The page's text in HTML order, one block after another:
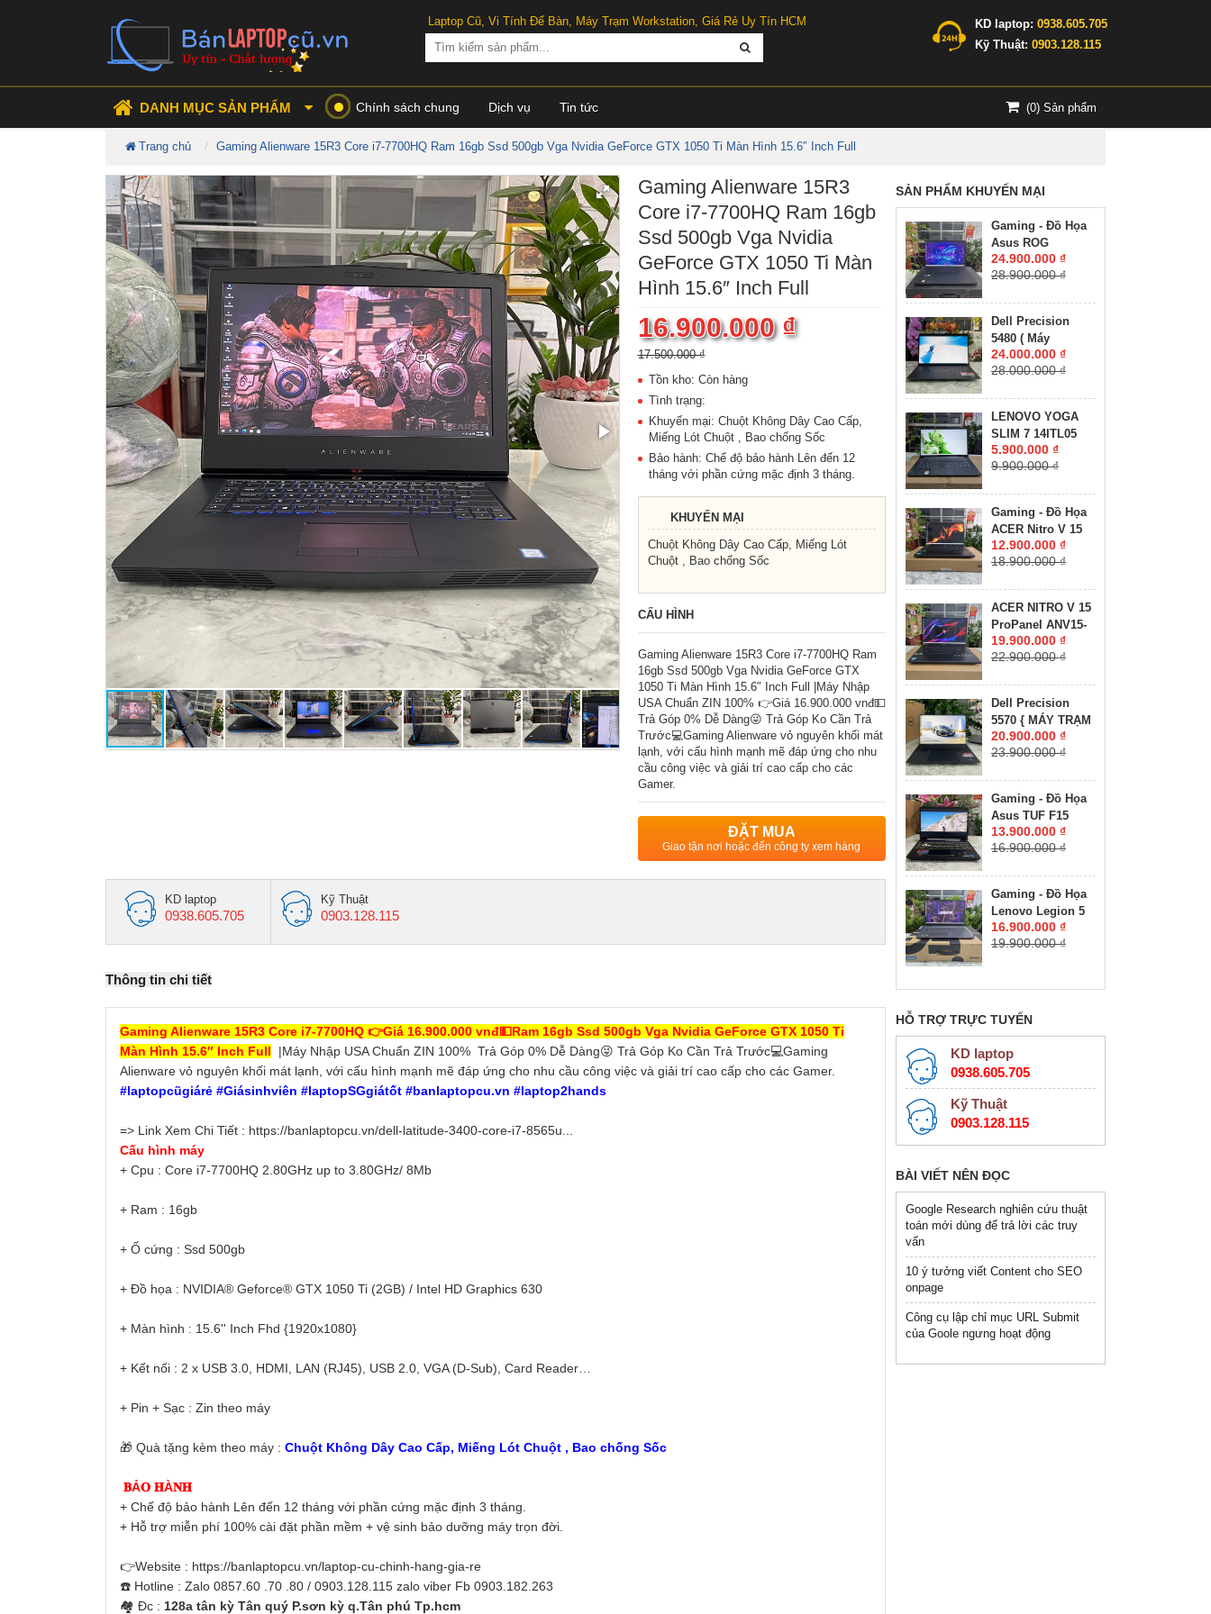
Laptop Cũ, Vi Tính Để Bàn, Máy Trạm Workstation, Giá Rẻ Uy Tín HCM KD laptop:0938.605.705
Kỹ Thuật:0903.128.115
DANH MỤC SẢN PHẨM Chính sách chung Dịch vụ Tin tức (0) Sản phẩm
Trang chủ Gaming Alienware 15R3 Core i7-7700HQ Ram 16gb Ssd 500gb Vga Nvidia GeForce GTX 1050 Ti Màn Hình 15.6″ Inch Full
SẢN PHẨM KHUYẾN MẠI
Gaming - Đồ Họa
Asus ROG
Zephyrus M16
GU603ZW CORE
RTX 3070 Ti 8GB
GDDR6 MÀN HÌNH
: 16.0'' Inch
24.900.000 ₫
28.900.000 ₫
Dell Precision
5480 ( Máy
LikeNew-CHUYÊN
ĐỒ HỌA GIÁ RẺ
512GB RTX A1000
6GB MÀN HÌNH :
14″ FHD IPS 60Hz
24.000.000 ₫
28.000.000 ₫
LENOVO YOGA
SLIM 7 14ITL05
RAM 8GB SSD
512GB MÀN HÌNH :
5.900.000 ₫
9.900.000 ₫
Gaming - Đồ Họa
ACER Nitro V 15
ANV15-41-R2UP
Máy LikeNew-Bảo
16GB SSD 512GB
RTX 2050 4GB
GDDR6 MÀN HÌNH
12.900.000 ₫
18.900.000 ₫
ACER NITRO V 15
ProPanel ANV15-
41-R7CR Máy
LikeNew-Còn Bảo
16GB SSD 512GB
RTX 4050 6GB
GDDR6 VRAM
15.6''IPS 180Hz.
19.900.000 ₫
22.900.000 ₫
Dell Precision
5570 { MÁY TRẠM
ĐỒ HỌA GIÁ RẺ }
CORE I7-12800H
Quadro RTX
A1000 4GB GDDR6
MÀN HÌNH : 15.6″
20.900.000 ₫
23.900.000 ₫
Gaming - Đồ Họa
Asus TUF F15
FX506HC-HN144W
CORE I5-11400H
4GB MÀN HÌNH :
15.6″ 144Hz
13.900.000 ₫
16.900.000 ₫
Gaming - Đồ Họa
Lenovo Legion 5
15ARH7H RTX
3060 6GB RYZEN
Inch IPS 165Hz
16.900.000 ₫
19.900.000 ₫
HỖ TRỢ TRỰC TUYẾN
KD laptop
0938.605.705
Kỹ Thuật
0903.128.115
BÀI VIẾT NÊN ĐỌC
Google Research nghiên cứu thuật
toán mới dùng để trả lời các truy
vấn
10 ý tưởng viết Content cho SEO
onpage
Công cụ lập chỉ mục URL Submit
của Goole ngưng hoạt động
Gaming Alienware 15R3
Core i7-7700HQ Ram 16gb
Ssd 500gb Vga Nvidia
GeForce GTX 1050 Ti Màn
Hình 15.6″ Inch Full
16.900.000 ₫
17.500.000 ₫
Tồn kho: Còn hàng
Tình trạng:
Khuyến mại: Chuột Không Dây Cao Cấp,
Miếng Lót Chuột , Bao chống Sốc
Bảo hành: Chế độ bảo hành Lên đến 12
tháng với phần cứng mặc định 3 tháng.
KHUYẾN MẠI
Chuột Không Dây Cao Cấp, Miếng Lót
Chuột , Bao chống Sốc
CẤU HÌNH
Gaming Alienware 15R3 Core i7-7700HQ Ram
16gb Ssd 500gb Vga Nvidia GeForce GTX
1050 Ti Màn Hình 15.6″ Inch Full |Máy Nhập
USA Chuẩn ZIN 100% 👉Giá 16.900.000 vnđ💵
Trả Góp 0% Dễ Dàng😜 Trả Góp Ko Cần Trả
Trước💻Gaming Alienware vỏ nguyên khối mát
lạnh, với cấu hình mạnh mẽ đáp ứng cho nhu
cầu công việc và giải trí cao cấp cho các
Gamer.
ĐẶT MUA
Giao tận nơi hoặc đến công ty xem hàng
KD laptop
0938.605.705
Kỹ Thuật
0903.128.115
Thông tin chi tiết
Gaming Alienware 15R3 Core i7-7700HQ 👉Giá 16.900.000 vnđ💵Ram 16gb Ssd 500gb Vga Nvidia GeForce GTX 1050 Ti
Màn Hình 15.6″ Inch Full |Máy Nhập USA Chuẩn ZIN 100% Trả Góp 0% Dễ Dàng😜 Trả Góp Ko Cần Trả Trước💻Gaming
Alienware vỏ nguyên khối mát lạnh, với cấu hình mạnh mẽ đáp ứng cho nhu cầu công việc và giải trí cao cấp cho các Gamer.
#laptopcũgiárẻ #Giásinhviên #laptopSGgiátốt #banlaptopcu.vn #laptop2hands
=> Link Xem Chi Tiết : https://banlaptopcu.vn/dell-latitude-3400-core-i7-8565u...
Cấu hình máy
+ Cpu : Core i7-7700HQ 2.80GHz up to 3.80GHz/ 8Mb
+ Ram : 16gb
+ Ổ cứng : Ssd 500gb
+ Đồ họa : NVIDIA® Geforce® GTX 1050 Ti (2GB) / Intel HD Graphics 630
+ Màn hình : 15.6'' Inch Fhd {1920x1080}
+ Kết nối : 2 x USB 3.0, HDMI, LAN (RJ45), USB 2.0, VGA (D-Sub), Card Reader…
+ Pin + Sạc : Zin theo máy
🎁 Quà tặng kèm theo máy : Chuột Không Dây Cao Cấp, Miếng Lót Chuột , Bao chống Sốc
𝐁Ả𝐎 𝐇À𝐍𝐇
+ Chế độ bảo hành Lên đến 12 tháng với phần cứng mặc định 3 tháng.
+ Hỗ trợ miễn phí 100% cài đặt phần mềm + vệ sinh bảo dưỡng máy trọn đời.
👉Website : https://banlaptopcu.vn/laptop-cu-chinh-hang-gia-re
☎️ Hotline : Zalo 0857.60 .70 .80 / 0903.128.115 zalo viber Fb 0903.182.263
🏘 Đc : 128a tân kỳ Tân quý P.sơn kỳ q.Tân phú Tp.hcm